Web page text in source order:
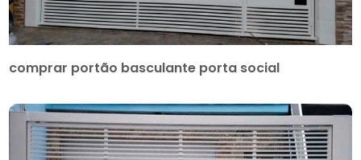
comprar portão basculante porta social